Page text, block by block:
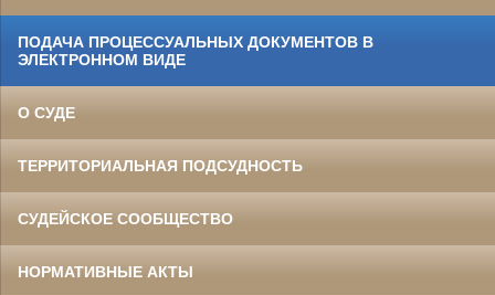
ПОДАЧА ПРОЦЕССУАЛЬНЫХ ДОКУМЕНТОВ В
ЭЛЕКТРОННОМ ВИДЕ
О СУДЕ
ТЕРРИТОРИАЛЬНАЯ ПОДСУДНОСТЬ
СУДЕЙСКОЕ СООБЩЕСТВО
НОРМАТИВНЫЕ АКТЫ